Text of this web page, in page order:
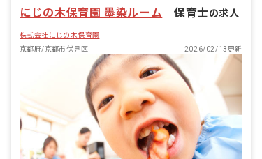
にじの木保育園 墨染ルーム 保育士の求人
株式会社にじの木保育園
京都府/京都市伏見区
2026/02/13更新